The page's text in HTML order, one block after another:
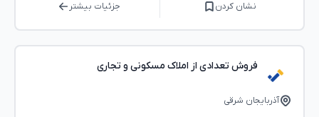
نشان کردن جزئیات بیشتر
فروش تعدادی از املاک مسکونی و تجاری
آذربایجان شرقی